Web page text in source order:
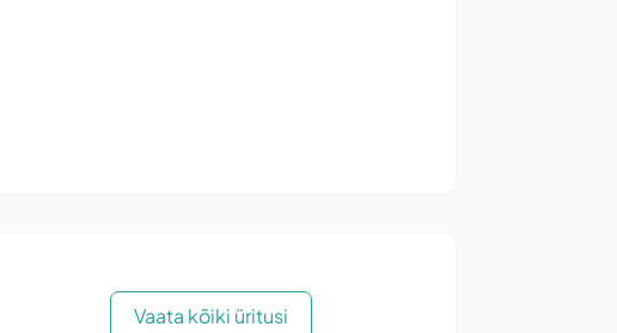
Vaata kõiki üritusi